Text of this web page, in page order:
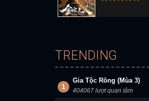
TRENDING
1
Gia Tộc Rồng (Mùa 3)
404067 lượt quan tâm